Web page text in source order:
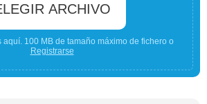
ARCHIVO
aquí. 100 MB de tamaño máximo de fichero o
Registrarse